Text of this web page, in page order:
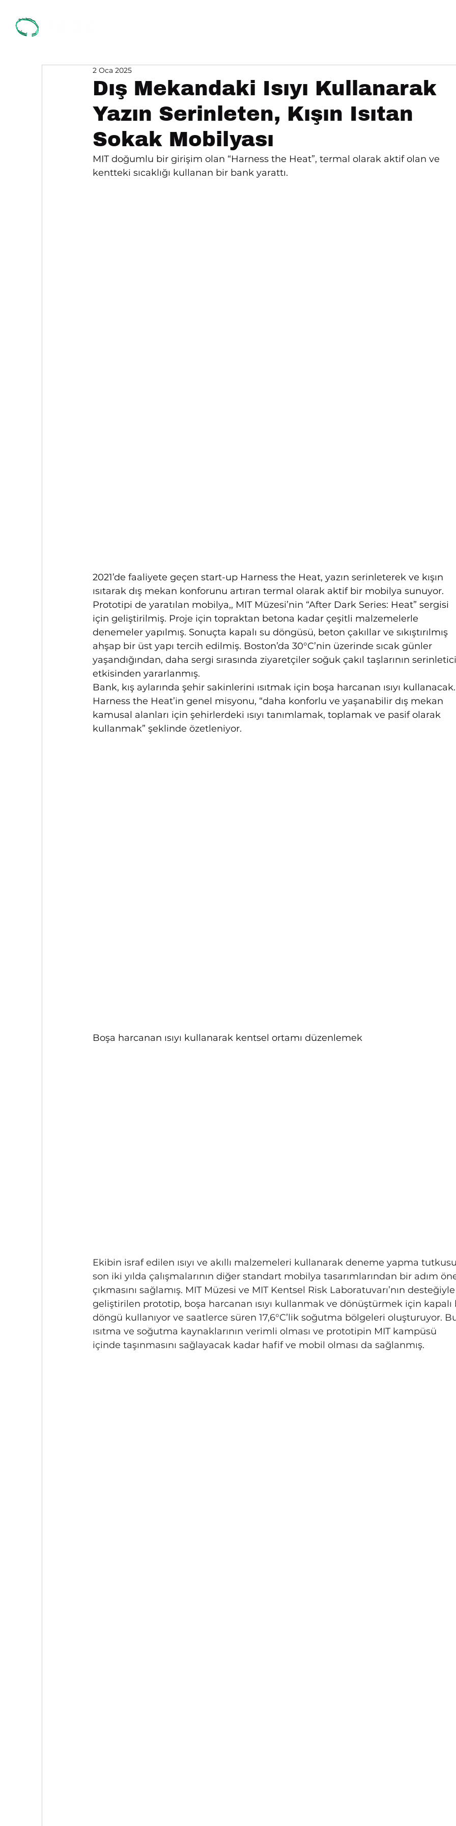
Dış Mekandaki Isıyı Kullanarak
Yazın Serinleten, Kışın Isıtan
Sokak Mobilyası
2 Oca 2025
MIT doğumlu bir girişim olan “Harness the Heat”, termal olarak aktif olan ve
kentteki sıcaklığı kullanan bir bank yarattı.
2021’de faaliyete geçen start-up Harness the Heat, yazın serinleterek ve kışın
ısıtarak dış mekan konforunu artıran termal olarak aktif bir mobilya sunuyor.
Prototipi de yaratılan mobilya,, MIT Müzesi’nin “After Dark Series: Heat” sergisi
için geliştirilmiş. Proje için topraktan betona kadar çeşitli malzemelerle
denemeler yapılmış. Sonuçta kapalı su döngüsü, beton çakıllar ve sıkıştırılmış
ahşap bir üst yapı tercih edilmiş. Boston’da 30°C’nin üzerinde sıcak günler
yaşandığından, daha sergi sırasında ziyaretçiler soğuk çakıl taşlarının serinletici
etkisinden yararlanmış.
Bank, kış aylarında şehir sakinlerini ısıtmak için boşa harcanan ısıyı kullanacak.
Harness the Heat’in genel misyonu, “daha konforlu ve yaşanabilir dış mekan
kamusal alanları için şehirlerdeki ısıyı tanımlamak, toplamak ve pasif olarak
kullanmak” şeklinde özetleniyor.
Boşa harcanan ısıyı kullanarak kentsel ortamı düzenlemek
Ekibin israf edilen ısıyı ve akıllı malzemeleri kullanarak deneme yapma
son iki yılda çalışmalarının diğer standart mobilya tasarımlarından bir adım
çıkmasını sağlamış. MIT Müzesi ve MIT Kentsel Risk Laboratuvarı’nın desteğiyle
geliştirilen prototip, boşa harcanan ısıyı kullanmak ve dönüştürmek için kapalı
döngü kullanıyor ve saatlerce süren 17,6°C’lik soğutma bölgeleri oluşturuyor.
ısıtma ve soğutma kaynaklarının verimli olması ve prototipin MIT kampüsü
içinde taşınmasını sağlayacak kadar hafif ve mobil olması da sağlanmış.